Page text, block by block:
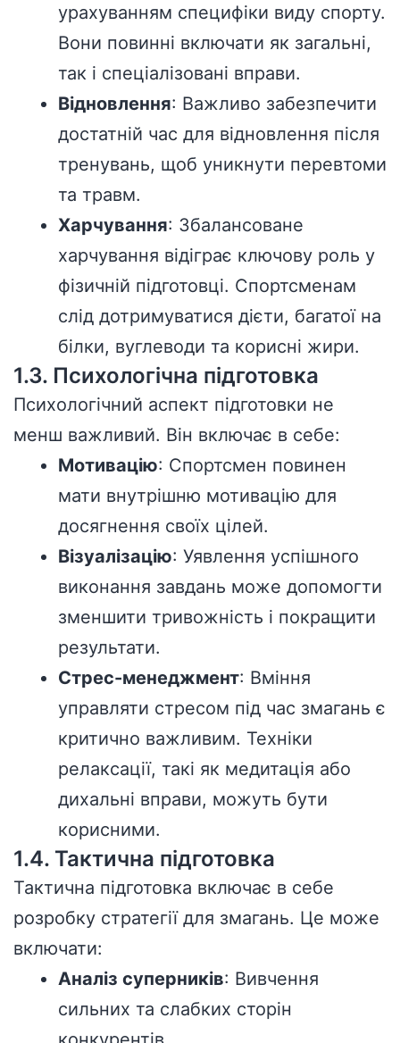
урахуванням специфіки виду спорту.
Вони повинні включати як загальні,
так і спеціалізовані вправи.
Відновлення: Важливо забезпечити
достатній час для відновлення після
тренувань, щоб уникнути перевтоми
та травм.
Харчування: Збалансоване
харчування відіграє ключову роль у
фізичній підготовці. Спортсменам
слід дотримуватися дієти, багатої на
білки, вуглеводи та корисні жири.
1.3. Психологічна підготовка
Психологічний аспект підготовки не
менш важливий. Він включає в себе:
Мотивацію: Спортсмен повинен
мати внутрішню мотивацію для
досягнення своїх цілей.
Візуалізацію: Уявлення успішного
виконання завдань може допомогти
зменшити тривожність і покращити
результати.
Стрес-менеджмент: Вміння
управляти стресом під час змагань є
критично важливим. Техніки
релаксації, такі як медитація або
дихальні вправи, можуть бути
корисними.
1.4. Тактична підготовка
Тактична підготовка включає в себе
розробку стратегії для змагань. Це може
включати:
Аналіз суперників: Вивчення
сильних та слабких сторін